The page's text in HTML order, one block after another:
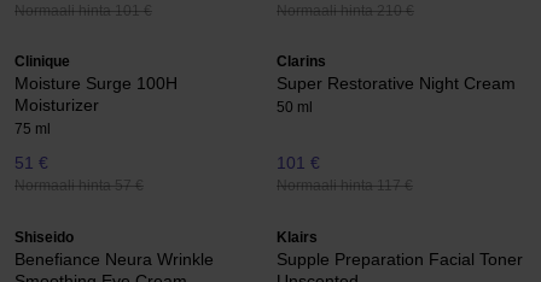
Normaali hinta 101 € Normaali hinta 210 €
Clinique
Moisture Surge 100H
Moisturizer
75 ml
51 €
Normaali hinta 57 €
Clarins
Super Restorative Night Cream
50 ml
101 €
Normaali hinta 117 €
Shiseido
Benefiance Neura Wrinkle
Klairs
Supple Preparation Facial Toner